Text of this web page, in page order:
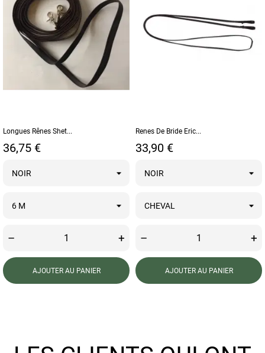
Longues Rênes Shet...
Prix
36,75 €
– +
AJOUTER AU PANIER
Renes De Bride Eric...
Prix
33,90 €
– +
AJOUTER AU PANIER